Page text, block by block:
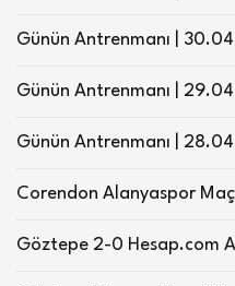
Günün Antrenmanı |
Günün Antrenmanı |
Günün Antrenmanı |
Corendon Alanyaspor Maçı
Göztepe 2-0 Hesap.com